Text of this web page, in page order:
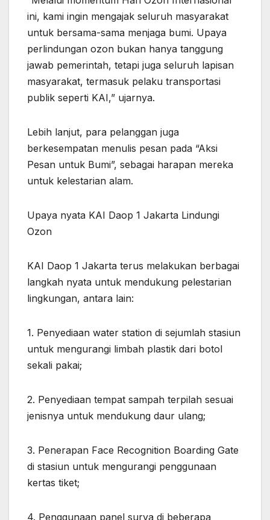
ini, kami ingin mengajak seluruh masyarakat
untuk bersama-sama menjaga bumi. Upaya
perlindungan ozon bukan hanya tanggung
jawab pemerintah, tetapi juga seluruh lapisan
masyarakat, termasuk pelaku transportasi
publik seperti KAI,” ujarnya.
Lebih lanjut, para pelanggan juga
berkesempatan menulis pesan pada “Aksi
Pesan untuk Bumi”, sebagai harapan mereka
untuk kelestarian alam.
Upaya nyata KAI Daop 1 Jakarta Lindungi
Ozon
KAI Daop 1 Jakarta terus melakukan berbagai
langkah nyata untuk mendukung pelestarian
lingkungan, antara lain:
1. Penyediaan water station di sejumlah stasiun
untuk mengurangi limbah plastik dari botol
sekali pakai;
2. Penyediaan tempat sampah terpilah sesuai
jenisnya untuk mendukung daur ulang;
3. Penerapan Face Recognition Boarding Gate
di stasiun untuk mengurangi penggunaan
kertas tiket;
4. Penggunaan panel surya di beberapa